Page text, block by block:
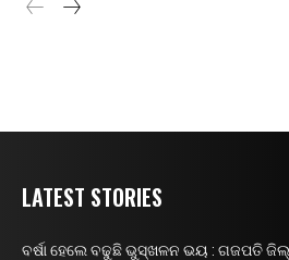
LATEST STORIES
ବର୍ଷା ହେଲେ ବଢୁଛି ଭୁସ୍ଖଳନ ଭୟ : ଗଜପତି